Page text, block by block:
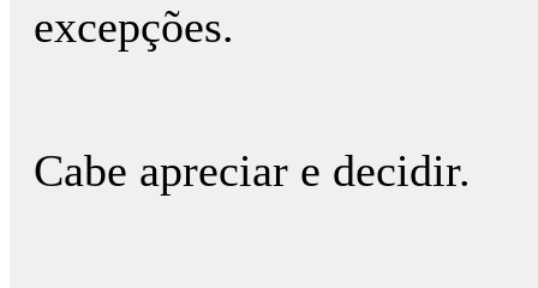
excepções.
Cabe apreciar e decidir.